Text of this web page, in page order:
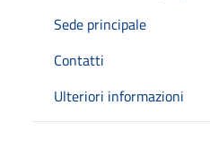
Sede principale
Contatti
Ulteriori informazioni